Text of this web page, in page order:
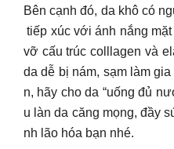
Bên cạnh đó, da khô có
tiếp xúc với ánh nắng
vỡ cấu trúc colllagen và
da dễ bị nám, sạm làm
n, hãy cho da “uống đủ
u làn da căng mọng, đầy
nh lão hóa bạn nhé.